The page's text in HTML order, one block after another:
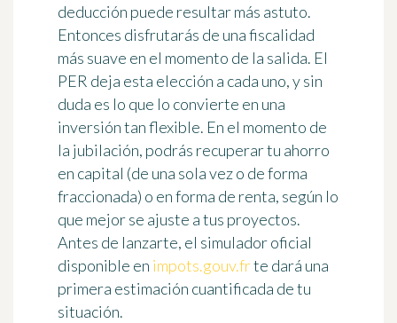
deducción puede resultar más astuto.
Entonces disfrutarás de una fiscalidad
más suave en el momento de la salida. El
PER deja esta elección a cada uno, y sin
duda es lo que lo convierte en una
inversión tan flexible. En el momento de
la jubilación, podrás recuperar tu ahorro
en capital (de una sola vez o de forma
fraccionada) o en forma de renta, según lo
que mejor se ajuste a tus proyectos.
Antes de lanzarte, el simulador oficial
disponible en impots.gouv.frte dará una
primera estimación cuantificada de tu
situación.